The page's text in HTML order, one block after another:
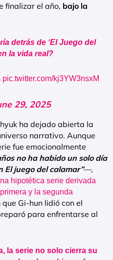
finalizar el año, bajo la
detrás de ‘El Juego del
la vida real?
pic.twitter.com/kj3YW3nsxM
29, 2025
ha dejado abierta la
narrativo. Aunque
fue emocionalmente
no ha habido un solo día
El juego del calamar”—,
hipotética serie derivada
y la segunda
que Gi-hun lidió con el
para enfrentarse al
la serie no solo cierra su